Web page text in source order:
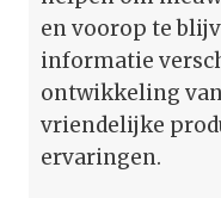
en voorop te
informatie
ontwikkeling
vriendelijke
ervaringen.